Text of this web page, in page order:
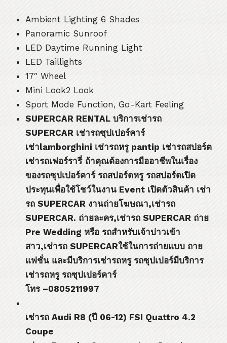
Ambient Lighting 6 Shades
Panoramic Sunroof
LED Daytime Running Light
LED Taillights
17″ Wheel
Mini Look2 Look
Sport Mode Function, Go-Kart Feeling
SUPERCAR RENTAL บริการเช่ารถ
SUPERCAR เช่ารถซุปเปอร์คาร์
เช่าlamborghini เช่ารถหรู pantip เช่ารถสปอร์ต
เช่ารถเฟอร์รารี่ ถ้าคุณต้องการมืออาชีพในเรื่อง
ของรถซุปเปอร์คาร์ รถสปอร์ตหรู รถสปอร์ตเปิด
ประทุนเพื่อใช้โชว์ในงาน Event เปิดตัวสินค้า เช่า
รถ SUPERCAR งานถ่ายโฆษณา,เช่ารถ
SUPERCAR. ถ่ายละคร,เช่ารถ SUPERCAR ถ่าย
Pre Wedding หรือ รถสำหรับเจ้าบ่าวเข้า
สาว,เช่ารถ SUPERCARใช้ในการถ่ายแบบ ถาย
แฟชั่น และมีบริการเช่ารถหรู รถซุปเปอร์มีบริการ
เช่ารถหรู รถซุปเปอร์คาร์
โทร –0805211997
เช่ารถ Audi R8 (ปี 06-12) FSI Quattro 4.2
Coupe